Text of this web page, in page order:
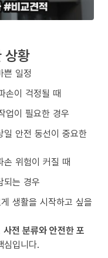
상황
쁜 일정
손이 걱정될 때
업이 필요한 경우
일 안전 동선이 중요한
손 위험이 커질 때
되는 경우
생활을 시작하고 싶을
사전 분류와 안전한 포
심입니다.